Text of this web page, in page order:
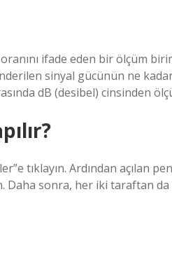
ifade eden bir ölçüm
sinyal gücünün ne
dB (desibel) cinsinden
tıklayın. Ardından açılan
Daha sonra, her iki taraftan